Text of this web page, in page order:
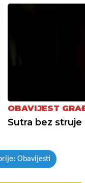
OBAVIJEST
Sutra bez struje
Obavijesti